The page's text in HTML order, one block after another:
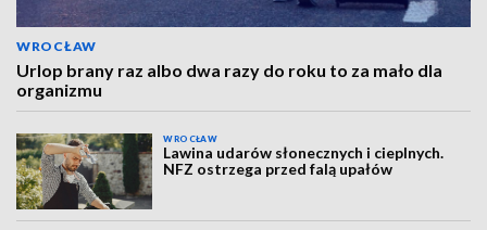
WROCŁAW
Urlop brany raz albo dwa razy do roku to za mało dla
organizmu
WROCŁAW
Lawina udarów słonecznych i cieplnych.
NFZ ostrzega przed falą upałów